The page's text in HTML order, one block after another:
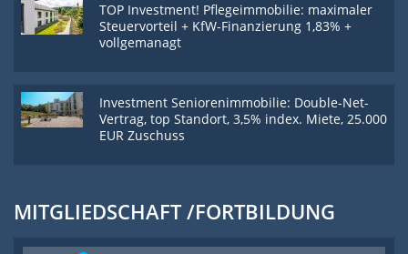
TOP Investment! Pflegeimmobilie: maximaler
Steuervorteil + KfW-Finanzierung 1,83% +
vollgemanagt
Investment Seniorenimmobilie: Double-Net-
Vertrag, top Standort, 3,5% index. Miete, 25.000
EUR Zuschuss
MITGLIEDSCHAFT /FORTBILDUNG